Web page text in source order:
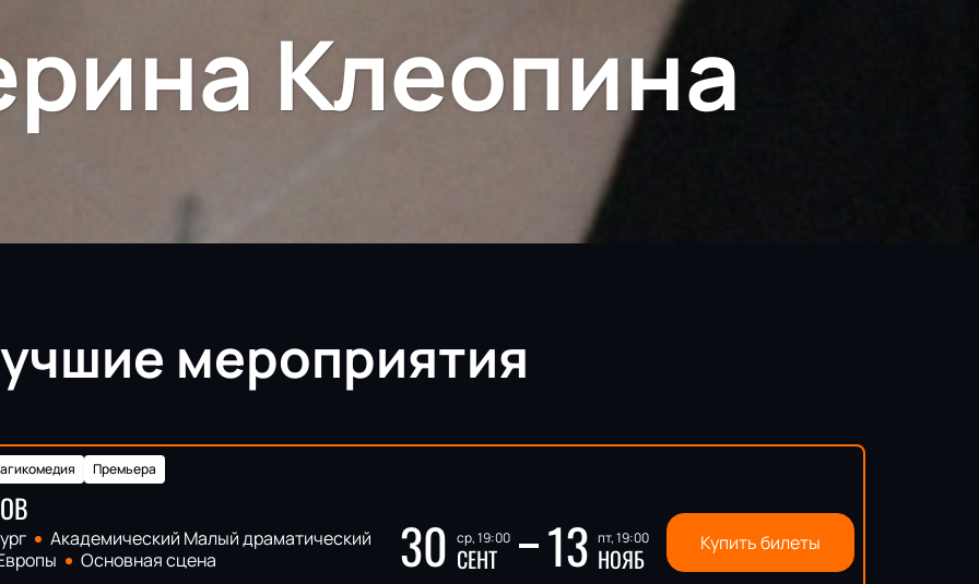
Клеопина
мероприятия
Премьера
Академический Малый драматический
Основная сцена 30 ср, 19:00
СЕНТ 13 пт, 19:00
НОЯБ Купить билеты